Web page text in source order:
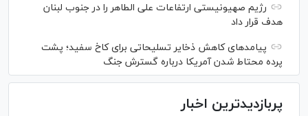
رژیم صهیونیستی ارتفاعات علی الطاهر را در جنوب لبنان
هدف قرار داد
پیامدهای کاهش ذخایر تسلیحاتی برای کاخ سفید؛ پشت
پرده محتاط شدن آمریکا درباره گسترش جنگ
پربازدیدترین اخبار